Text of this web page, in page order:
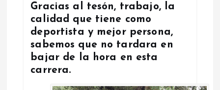
Gracias al tesón, trabajo, la
calidad que tiene como
deportista y mejor persona,
sabemos que no tardara en
bajar de la hora en esta
carrera.